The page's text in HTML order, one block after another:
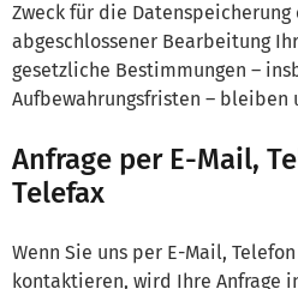
Zweck für die
abgeschlossener Bearbeitung
gesetzliche Bestimmungen –
Aufbewahrungsfristen – bleiben
Anfrage per E-Mail,
Telefax
Wenn Sie uns per E-Mail,
kontaktieren, wird Ihre Anfrage